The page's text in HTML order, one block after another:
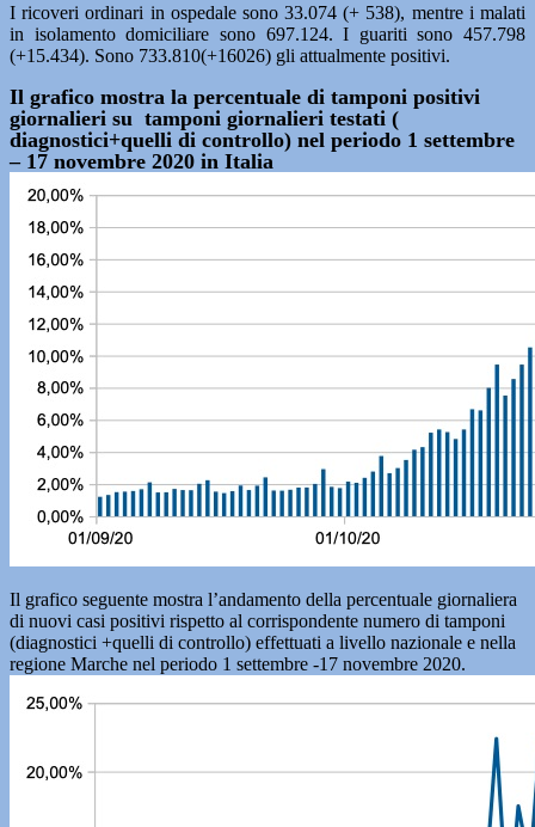
I ricoveri ordinari in ospedale sono 33.074 (+ 538), mentre i malati
in isolamento domiciliare sono 697.124. I guariti sono 457.798
(+15.434). Sono 733.810(+16026) gli attualmente positivi.
Il grafico mostra la percentuale di tamponi positivi
giornalieri su tamponi giornalieri testati (
diagnostici+quelli di controllo) nel periodo 1 settembre
– 17 novembre 2020 in Italia
Il grafico seguente mostra l’andamento della percentuale giornaliera
di nuovi casi positivi rispetto al corrispondente numero di tamponi
(diagnostici +quelli di controllo) effettuati a livello nazionale e nella
regione Marche nel periodo 1 settembre -17 novembre 2020.